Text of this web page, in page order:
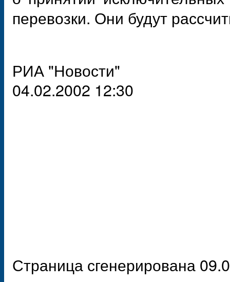
перевозки. Они будут
РИА "Новости"
04.02.2002 12:30
Страница сгенерирована